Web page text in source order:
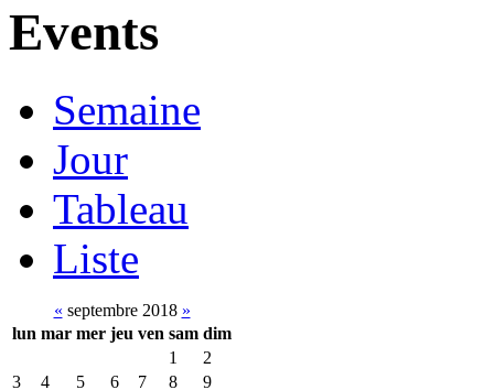
Events
Semaine
Jour
Tableau
Liste
« septembre 2018 »
lun mar mer jeu ven sam dim
1
2
3
4 5 6 7 8 9